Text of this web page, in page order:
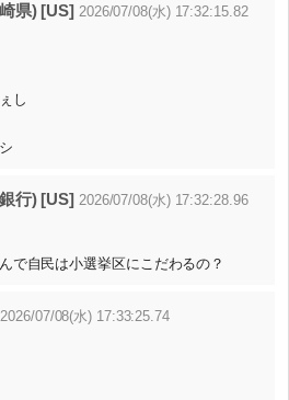
県) [US] 2026/07/08(水) 17:32:15.82
し
行) [US] 2026/07/08(水) 17:32:28.96
で自民は小選挙区にこだわるの？
2026/07/08(水) 17:33:25.74